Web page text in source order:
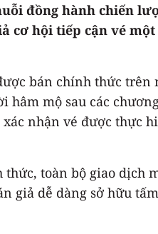
đồng hành chiến
cơ hội tiếp cận vé
bán chính thức
mộ sau các
nhận vé được thực
toàn bộ giao dịch
dễ dàng sở hữu